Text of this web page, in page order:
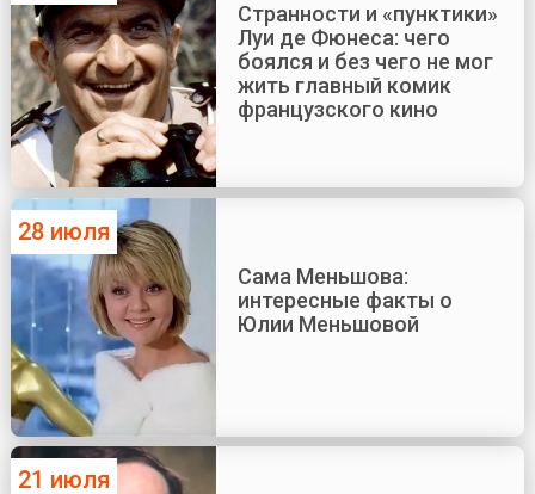
Странности и «пунктики»
Луи де Фюнеса: чего
боялся и без чего не мог
жить главный комик
французского кино
28 июля
Сама Меньшова:
интересные факты о
Юлии Меньшовой
21 июля